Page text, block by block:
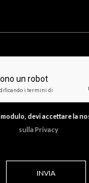
devi accettare la
sulla Privacy